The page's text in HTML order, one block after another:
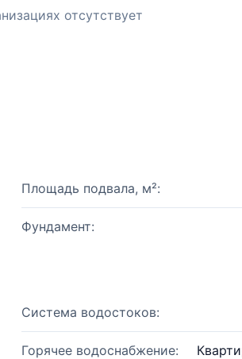
отсутствует
Площадь подвала, м²:
Фундамент:
Система водостоков:
Горячее водоснабжение: